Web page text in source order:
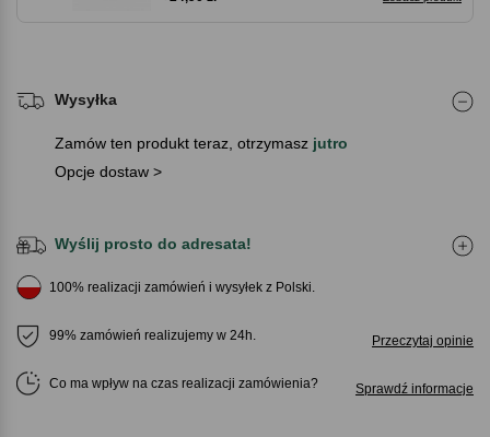
Wysyłka
Zamów ten produkt teraz, otrzymasz jutro
Opcje dostaw >
Wyślij prosto do adresata!
100% realizacji zamówień i wysyłek z Polski.
99% zamówień realizujemy w 24h. Przeczytaj opinie
Co ma wpływ na czas realizacji zamówienia Sprawdź informacje